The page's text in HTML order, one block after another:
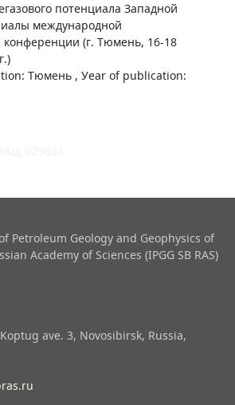
потенциала Западной
международной
конференции (г. Тюмень, 16-18
Тюмень , Уear of publication:
Petroleum Geology and Geophysics​ of
Academy of Sciences (IPGG SB RAS)
ave. 3, Novosibirsk, Russia,